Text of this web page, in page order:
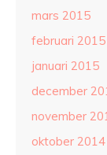
mars 2015
februari 2015
januari 2015
december
november
oktober 2014